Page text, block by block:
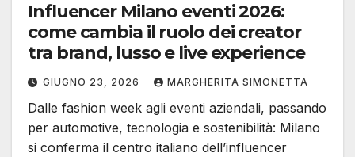
Influencer Milano eventi 2026:
come cambia il ruolo dei creator
tra brand, lusso e live experience
GIUGNO 23, 2026 MARGHERITA SIMONETTA
Dalle fashion week agli eventi aziendali, passando
per automotive, tecnologia e sostenibilità: Milano
si conferma il centro italiano dell’influencer